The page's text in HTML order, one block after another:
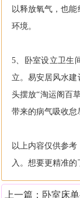
以释放氧气，也
环境。
5、卧室设立卫生
立。易安居风水
头摆放“淘运阁百
带来的病气吸收怠
以上内容仅供参
入。想要更精准的
上一篇： 卧室床